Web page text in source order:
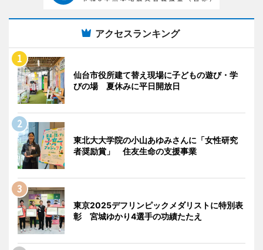
アクセスランキング
仙台市役所建て替え現場に子どもの遊び・学
びの場 夏休みに平日開放日
東北大大学院の小山あゆみさんに「女性研究
者奨励賞」 住友生命の支援事業
東京2025デフリンピックメダリストに特別表
彰 宮城ゆかり4選手の功績たたえ